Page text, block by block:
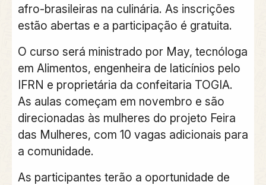
afro-brasileiras na culinária. As inscrições
estão abertas e a participação é gratuita.
O curso será ministrado por May, tecnóloga
em Alimentos, engenheira de laticínios pelo
IFRN e proprietária da confeitaria TOGIA.
As aulas começam em novembro e são
direcionadas às mulheres do projeto Feira
das Mulheres, com 10 vagas adicionais para
a comunidade.
As participantes terão a oportunidade de